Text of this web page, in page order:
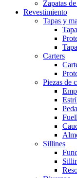
Zapatas
Revestimiento
Tapas y
Carters
Piezas de
Sillines